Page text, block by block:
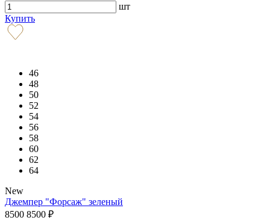
шт
Купить
46
48
50
52
54
56
58
60
62
64
New
Джемпер "Форсаж" зеленый
8500 8500 ₽